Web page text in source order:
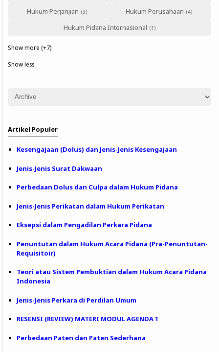
Hukum Perjanjian
Hukum Perusahaan
Hukum Pidana Internasional
Show more (+7)
Show less
Artikel Populer
Kesengajaan (Dolus) dan Jenis-Jenis Kesengajaan
Jenis-Jenis Surat Dakwaan
Perbedaan Dolus dan Culpa dalam Hukum Pidana
Jenis-Jenis Perikatan dalam Hukum Perikatan
Eksepsi dalam Pengadilan Perkara Pidana
Penuntutan dalam Hukum Acara Pidana (Pra-Penuntutan-
Requisitoir)
Teori atau Sistem Pembuktian dalam Hukum Acara Pidana
Indonesia
Jenis-Jenis Perkara di Perdilan Umum
RESENSI (REVIEW) MATERI MODUL AGENDA 1
Perbedaan Paten dan Paten Sederhana